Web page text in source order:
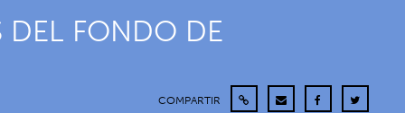
DEL FONDO DE
COMPARTIR